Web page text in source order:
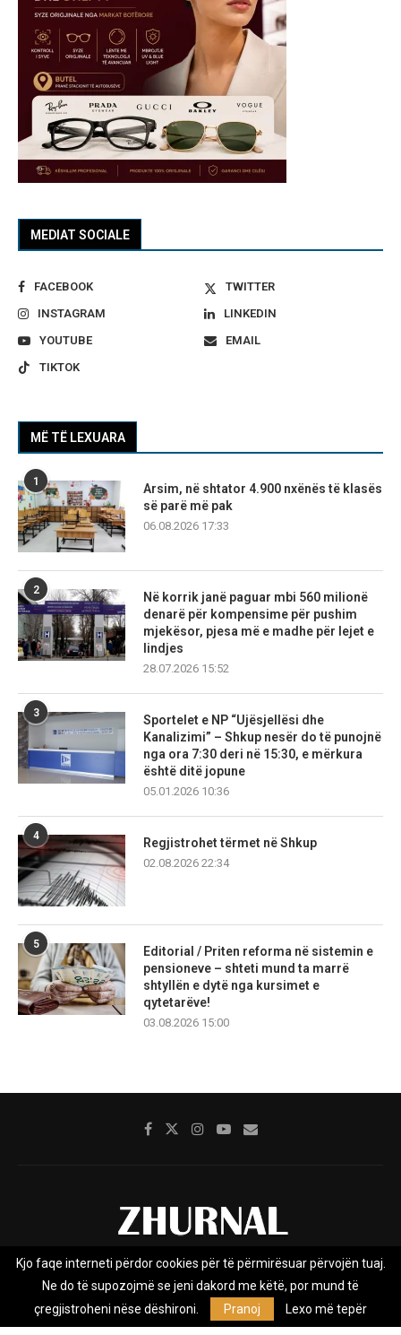
MEDIAT SOCIALE
FACEBOOK
TWITTER
INSTAGRAM
LINKEDIN
YOUTUBE
EMAIL
TIKTOK
MË TË LEXUARA
1
Arsim, në shtator 4.900 nxënës të klasës
së parë më pak
06.08.2026 17:33
2
Në korrik janë paguar mbi 560 milionë
denarë për kompensime për pushim
mjekësor, pjesa më e madhe për lejet e
lindjes
28.07.2026 15:52
3
Sportelet e NP “Ujësjellësi dhe
Kanalizimi” – Shkup nesër do të punojnë
nga ora 7:30 deri në 15:30, e mërkura
është ditë jopune
05.01.2026 10:36
4
Regjistrohet tërmet në Shkup
02.08.2026 22:34
5
Editorial / Priten reforma në sistemin e
pensioneve – shteti mund ta marrë
shtyllën e dytë nga kursimet e
qytetarëve!
03.08.2026 15:00
Rreth nesh Impresumi Marketing
Kontakt
Privacy Policy
Zhurnal.mk është Agjenci e Lajmeve e pavarur, e themeluar në vitin
Kjo faqe interneti përdor cookies për të përmirësuar përvojën tuaj.
Ne do të supozojmë se jeni dakord me këtë, por mund të
çregjistroheni nëse dëshironi.
Pranoj Lexo më tepër